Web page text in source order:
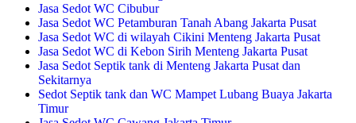
Jasa Sedot WC Cibubur
Jasa Sedot WC Petamburan Tanah Abang Jakarta Pusat
Jasa Sedot WC di wilayah Cikini Menteng Jakarta Pusat
Jasa Sedot WC di Kebon Sirih Menteng Jakarta Pusat
Jasa Sedot Septik tank di Menteng Jakarta Pusat dan
Sekitarnya
Sedot Septik tank dan WC Mampet Lubang Buaya Jakarta
Timur